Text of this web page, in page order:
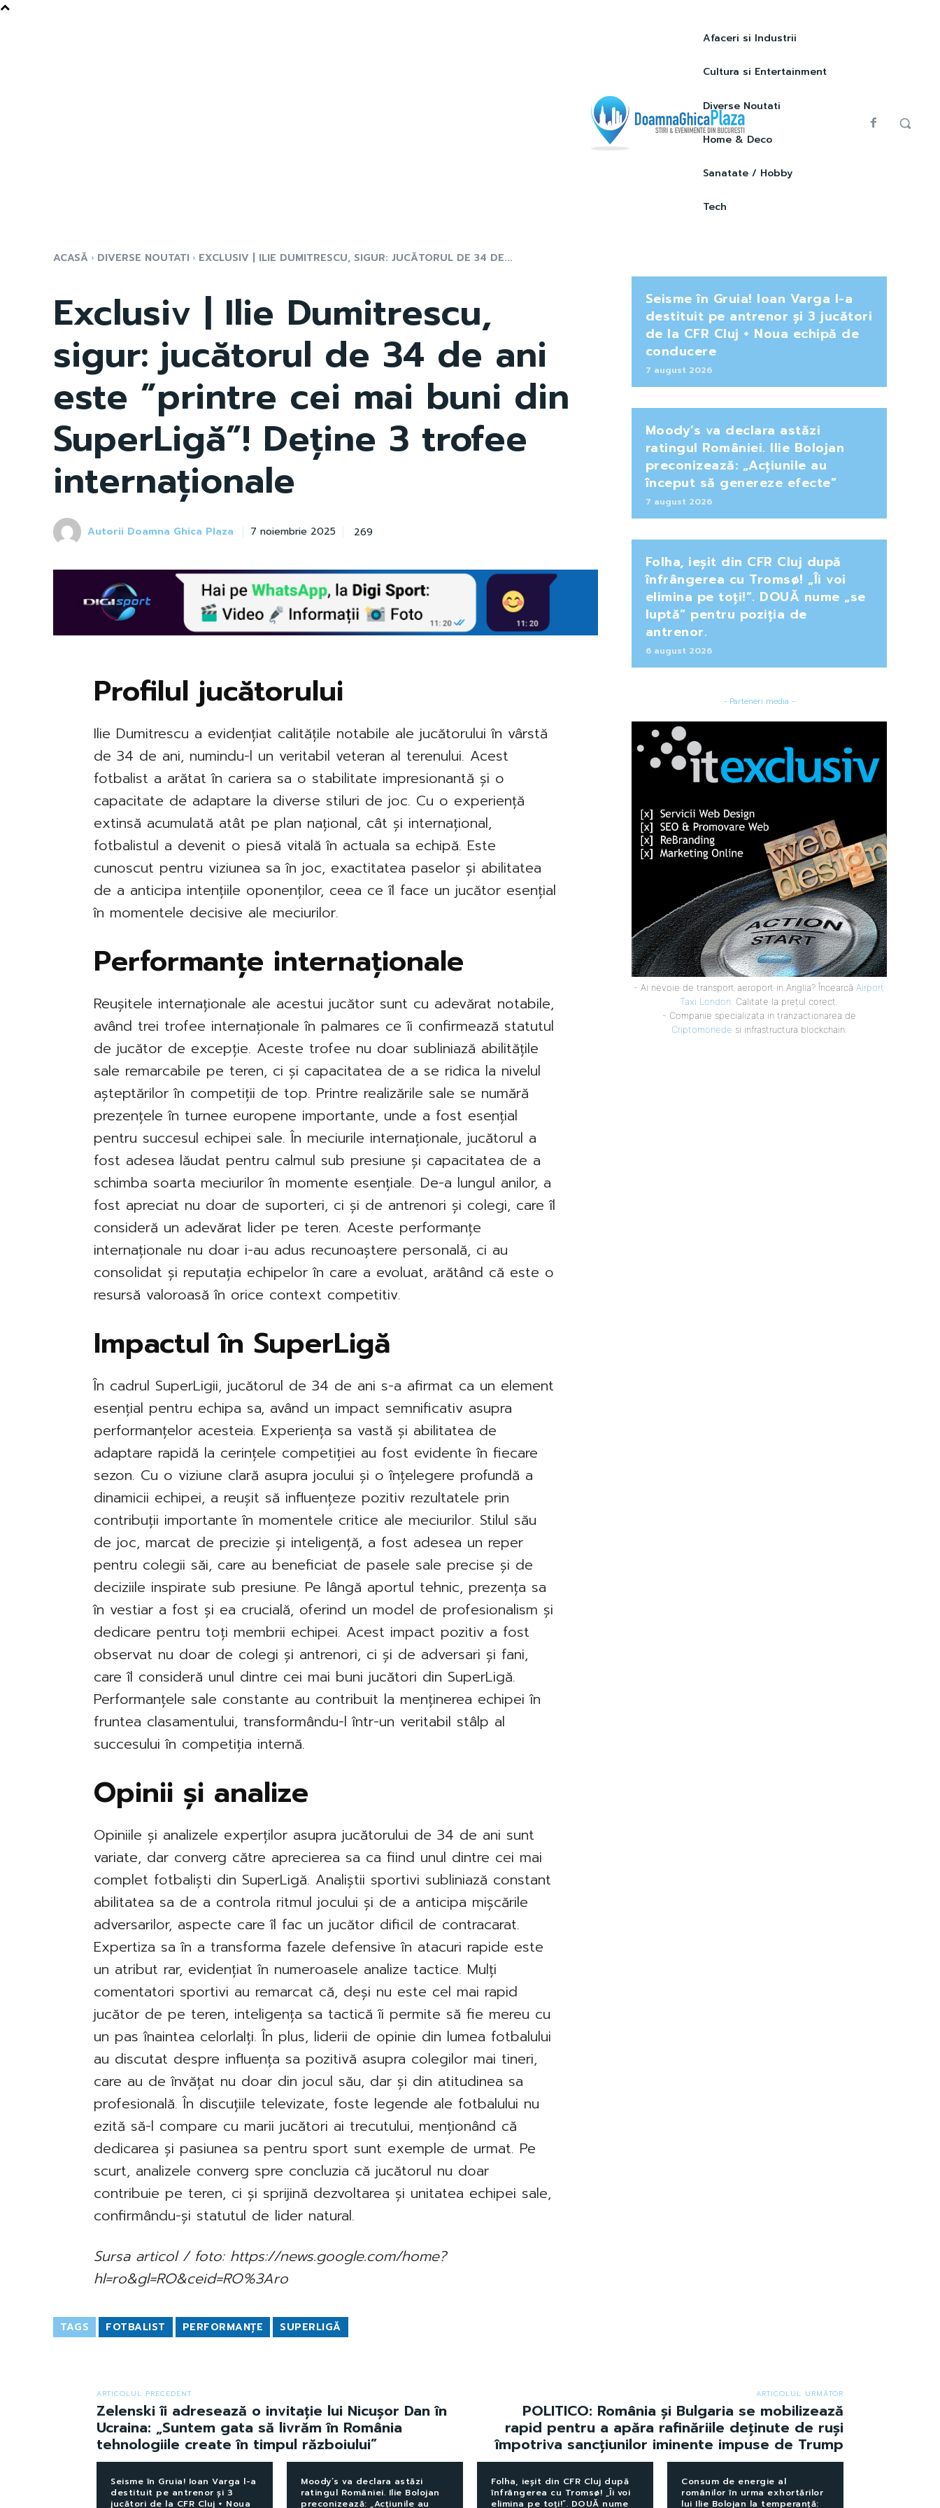
Afaceri si Industrii
Cultura si Entertainment
Diverse Noutati
Home & Deco
Sanatate / Hobby
Tech
ACASĂ DIVERSE NOUTATI EXCLUSIV | ILIE DUMITRESCU, SIGUR: JUCĂTORUL DE 34 DE...
Exclusiv | Ilie Dumitrescu,
sigur: jucătorul de 34 de ani
este ”printre cei mai buni din
SuperLigă”! Deține 3 trofee
internaționale
Autorii Doamna Ghica Plaza 7 noiembrie 2025 269
Profilul jucătorului
Ilie Dumitrescu a evidențiat calitățile notabile ale jucătorului în vârstă
de 34 de ani, numindu-l un veritabil veteran al terenului. Acest
fotbalist a arătat în cariera sa o stabilitate impresionantă și o
capacitate de adaptare la diverse stiluri de joc. Cu o experiență
extinsă acumulată atât pe plan național, cât și internațional,
fotbalistul a devenit o piesă vitală în actuala sa echipă. Este
cunoscut pentru viziunea sa în joc, exactitatea paselor și abilitatea
de a anticipa intențiile oponenților, ceea ce îl face un jucător esențial
în momentele decisive ale meciurilor.
Performanțe internaționale
Reușitele internaționale ale acestui jucător sunt cu adevărat notabile,
având trei trofee internaționale în palmares ce îi confirmează statutul
de jucător de excepție. Aceste trofee nu doar subliniază abilitățile
sale remarcabile pe teren, ci și capacitatea de a se ridica la nivelul
așteptărilor în competiții de top. Printre realizările sale se numără
prezențele în turnee europene importante, unde a fost esențial
pentru succesul echipei sale. În meciurile internaționale, jucătorul a
fost adesea lăudat pentru calmul sub presiune și capacitatea de a
schimba soarta meciurilor în momente esențiale. De-a lungul anilor, a
fost apreciat nu doar de suporteri, ci și de antrenori și colegi, care îl
consideră un adevărat lider pe teren. Aceste performanțe
internaționale nu doar i-au adus recunoaștere personală, ci au
consolidat și reputația echipelor în care a evoluat, arătând că este o
resursă valoroasă în orice context competitiv.
Impactul în SuperLigă
În cadrul SuperLigii, jucătorul de 34 de ani s-a afirmat ca un element
esențial pentru echipa sa, având un impact semnificativ asupra
performanțelor acesteia. Experiența sa vastă și abilitatea de
adaptare rapidă la cerințele competiției au fost evidente în fiecare
sezon. Cu o viziune clară asupra jocului și o înțelegere profundă a
dinamicii echipei, a reușit să influențeze pozitiv rezultatele prin
contribuții importante în momentele critice ale meciurilor. Stilul său
de joc, marcat de precizie și inteligență, a fost adesea un reper
pentru colegii săi, care au beneficiat de pasele sale precise și de
deciziile inspirate sub presiune. Pe lângă aportul tehnic, prezența sa
în vestiar a fost și ea crucială, oferind un model de profesionalism și
dedicare pentru toți membrii echipei. Acest impact pozitiv a fost
observat nu doar de colegi și antrenori, ci și de adversari și fani,
care îl consideră unul dintre cei mai buni jucători din SuperLigă.
Performanțele sale constante au contribuit la menținerea echipei în
fruntea clasamentului, transformându-l într-un veritabil stâlp al
succesului în competiția internă.
Opinii și analize
Opiniile și analizele experților asupra jucătorului de 34 de ani sunt
variate, dar converg către aprecierea sa ca fiind unul dintre cei mai
complet fotbaliști din SuperLigă. Analiștii sportivi subliniază constant
abilitatea sa de a controla ritmul jocului și de a anticipa mișcările
adversarilor, aspecte care îl fac un jucător dificil de contracarat.
Expertiza sa în a transforma fazele defensive în atacuri rapide este
un atribut rar, evidențiat în numeroasele analize tactice. Mulți
comentatori sportivi au remarcat că, deși nu este cel mai rapid
jucător de pe teren, inteligența sa tactică îi permite să fie mereu cu
un pas înaintea celorlalți. În plus, liderii de opinie din lumea fotbalului
au discutat despre influența sa pozitivă asupra colegilor mai tineri,
care au de învățat nu doar din jocul său, dar și din atitudinea sa
profesională. În discuțiile televizate, foste legende ale fotbalului nu
ezită să-l compare cu marii jucători ai trecutului, menționând că
dedicarea și pasiunea sa pentru sport sunt exemple de urmat. Pe
scurt, analizele converg spre concluzia că jucătorul nu doar
contribuie pe teren, ci și sprijină dezvoltarea și unitatea echipei sale,
confirmându-și statutul de lider natural.
Sursa articol / foto: https://news.google.com/home?
hl=ro&gl=RO&ceid=RO%3Aro
TAGS FOTBALIST PERFORMANȚE SUPERLIGĂ
Seisme în Gruia! Ioan Varga l-a
destituit pe antrenor și 3 jucători
de la CFR Cluj + Noua echipă de
conducere
7 august 2026
Moody’s va declara astăzi
ratingul României. Ilie Bolojan
preconizează: „Acțiunile au
început să genereze efecte”
7 august 2026
Folha, ieșit din CFR Cluj după
înfrângerea cu Tromsø! „Îi voi
elimina pe toți!”. DOUĂ nume „se
luptă” pentru poziția de
antrenor.
6 august 2026
- Parteneri media -
- Ai nevoie de transport aeroport in Anglia? Încearcă Airport
Taxi London . Calitate la prețul corect.
- Companie specializata in tranzactionarea de
Criptomonede si infrastructura blockchain.
ARTICOLUL PRECEDENT
Zelenski îi adresează o invitație lui Nicușor Dan în
Ucraina: „Suntem gata să livrăm în România
tehnologiile create în timpul războiului”
ARTICOLUL URMĂTOR
POLITICO: România și Bulgaria se mobilizează
rapid pentru a apăra rafinăriile deținute de ruși
împotriva sancțiunilor iminente impuse de Trump
Seisme în Gruia! Ioan Varga l-a
destituit pe antrenor și 3
jucători de la CFR Cluj + Noua
Moody’s va declara astăzi
ratingul României. Ilie Bolojan
preconizează: „Acțiunile au
Folha, ieșit din CFR Cluj după
înfrângerea cu Tromsø! „Îi voi
elimina pe toți!”. DOUĂ nume
Consum de energie al
românilor în urma exhortărilor
lui Ilie Bolojan la temperanță: